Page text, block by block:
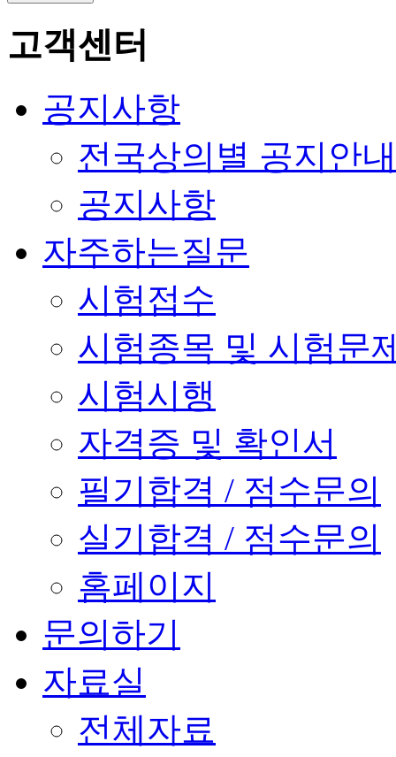
고객센터
공지사항
전국상의별 공지안내
공지사항
자주하는질문
시험접수
시험종목 및 시험문
시험시행
자격증 및 확인서
필기합격 / 점수문의
실기합격 / 점수문의
홈페이지
문의하기
자료실
전체자료